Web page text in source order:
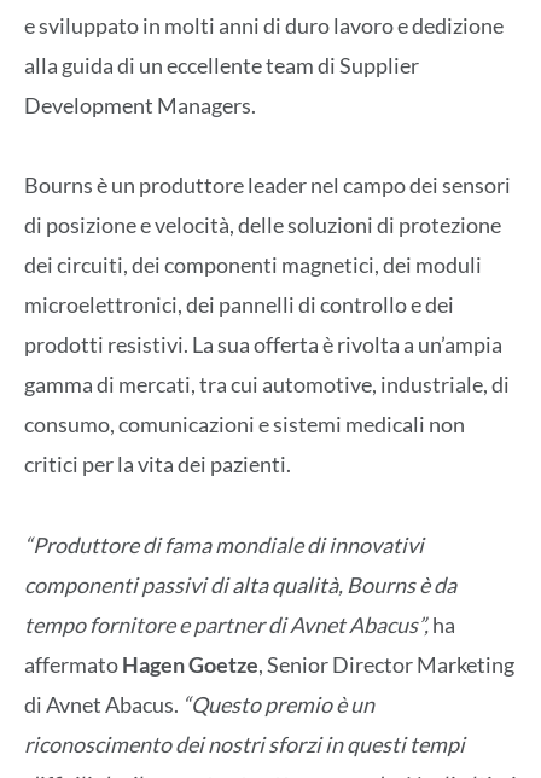
e sviluppato in molti anni di duro lavoro e dedizione
alla guida di un eccellente team di Supplier
Development Managers.
Bourns è un produttore leader nel campo dei sensori
di posizione e velocità, delle soluzioni di protezione
dei circuiti, dei componenti magnetici, dei moduli
microelettronici, dei pannelli di controllo e dei
prodotti resistivi. La sua offerta è rivolta a un’ampia
gamma di mercati, tra cui automotive, industriale, di
consumo, comunicazioni e sistemi medicali non
critici per la vita dei pazienti.
“Produttore di fama mondiale di innovativi
componenti passivi di alta qualità, Bourns è da
tempo fornitore e partner di Avnet Abacus”,ha
affermatoHagen Goetze, Senior Director Marketing
di Avnet Abacus. “Questo premio è un
riconoscimento dei nostri sforzi in questi tempi